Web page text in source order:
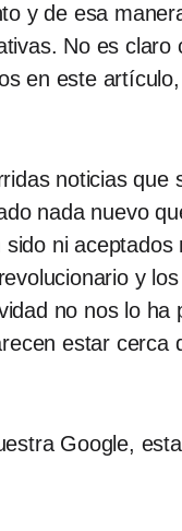
y de esa
No es
en este
noticias que
nada nuevo
ni
y
no nos lo ha
estar cerca
Google,